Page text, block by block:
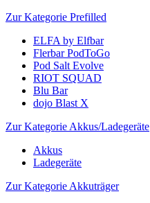
Zur Kategorie Prefilled
ELFA by Elfbar
Flerbar PodToGo
Pod Salt Evolve
RIOT SQUAD
Blu Bar
dojo Blast X
Zur Kategorie Akkus/Ladegeräte
Akkus
Ladegeräte
Zur Kategorie Akkuträger